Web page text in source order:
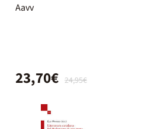
Aavv
24,95€
23,70€